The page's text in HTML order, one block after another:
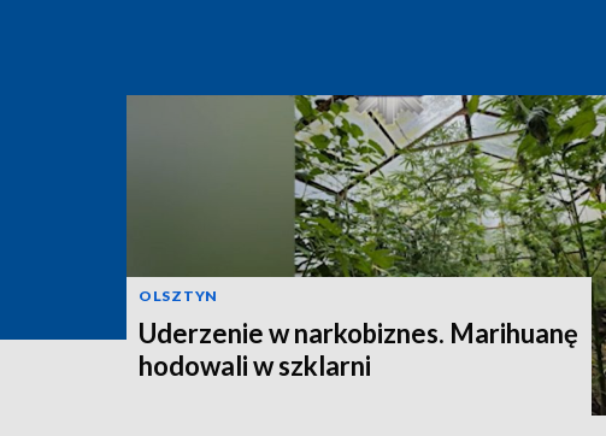
OLSZTYN
Uderzenie w narkobiznes. Marihuanę
hodowali w szklarni